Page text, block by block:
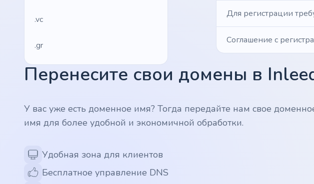
.vc
.gr
.network
.zone
.co
.no
Для регистрации
Соглашение с
Перенесите свои домены в
У вас уже есть доменное имя? Тогда передайте нам свое
имя для более удобной и экономичной обработки.
Удобная зона для клиентов
Бесплатное управление DNS